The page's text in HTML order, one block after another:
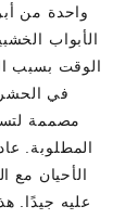
واحدة من
الأبواب
الوقت بسبب
في
مصممة
المطلوبة.
الأحيان مع
عليه جيدًا.